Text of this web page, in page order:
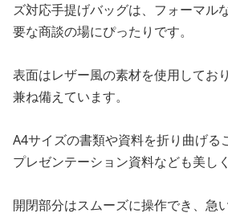
ズ対応手提げバッグは、フォーマル
要な商談の場にぴったりです。
表面はレザー風の素材を使用してお
兼ね備えています。
A4サイズの書類や資料を折り曲げる
プレゼンテーション資料なども美し
開閉部分はスムーズに操作でき、急